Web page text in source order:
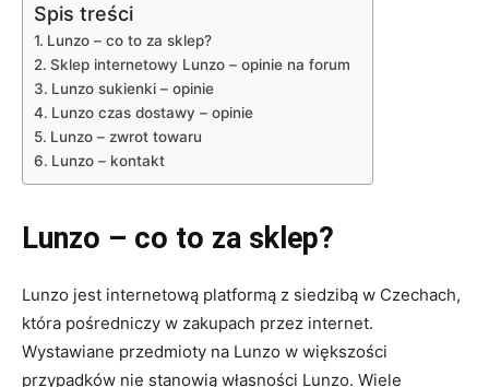
Spis treści
Lunzo – co to za sklep?
Sklep internetowy Lunzo – opinie na forum
Lunzo sukienki – opinie
Lunzo czas dostawy – opinie
Lunzo – zwrot towaru
Lunzo – kontakt
Lunzo – co to za sklep?
Lunzo jest internetową platformą z siedzibą w Czechach,
która pośredniczy w zakupach przez internet.
Wystawiane przedmioty na Lunzo w większości
przypadków nie stanowią własności Lunzo. Wiele